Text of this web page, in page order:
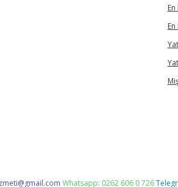
Whatsapp: 0262 606 0 726